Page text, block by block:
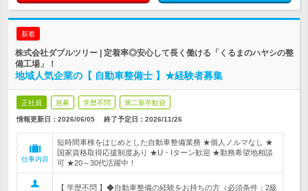
新着
株式会社ダブルツリー | 定着率◎安心して長く働ける「くるまのハヤシの整
備工場」！
地域人気企業の【 自動車整備士 】★経験者募集
正社員 急募 学歴不問 第二新卒歓迎
情報更新日：2026/06/05 終了予定日： 2026/11/26
仕事内容
短時間車検をはじめとした自動車整備業務 ★個人ノルマなし ★
国家資格取得応援制度あり ★U・Iターン歓迎 ★勤務希望地相談
可 ★20～30代活躍中！
【 学歴不問 】◆自動車整備の経験をお持ちの方（必須条件：2級